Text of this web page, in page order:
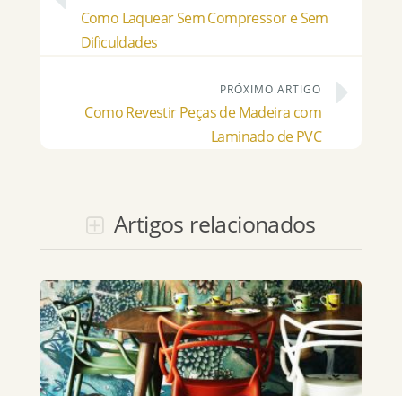
Como Laquear Sem Compressor e Sem
Dificuldades
PRÓXIMO ARTIGO
Como Revestir Peças de Madeira com
Laminado de PVC
Artigos relacionados